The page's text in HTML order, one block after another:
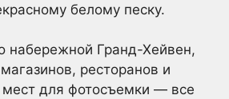
белому песку.
набережной Гранд-Хейвен,
ресторанов и
мест для фотосъемки — все